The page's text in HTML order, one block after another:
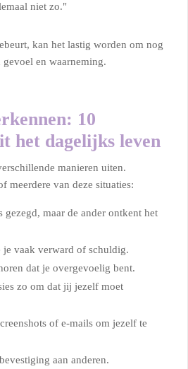
niet zo."
kan het lastig worden om nog
en waarneming.
10
het dagelijks leven
manieren uiten.
meerdere van deze situaties:
gezegd, maar de ander ontkent het
je vaak verward of schuldig.
dat je overgevoelig bent.
zo om dat jij jezelf moet
of e-mails om jezelf te
aan anderen.